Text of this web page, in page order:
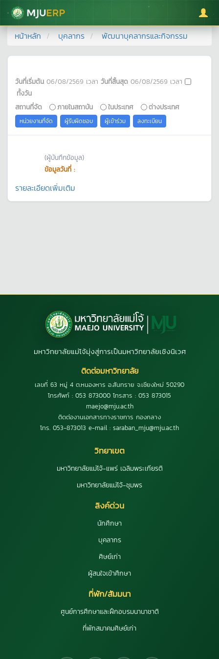
มหาวิทยาลัยแม่โจ้
หน้าหลัก บุคลากร พัฒนาบุคลากรและกิจกรรม
วันที่เริ่มต้น 06/08/2569 เวลา วันที่สิ้นสุด 06/08/2569 เวลา
ทั้งวัน
สถานที่จัด
ภายในสถาบัน ในประเทศ ต่างประเทศ
หน่วยงานที่จัด ผู้รับผิดชอบ ผู้เข้าร่วม ลงทะเบียน
(ผู้บันทึกข้อมูล)
ข้อมูลวันที่ :
รายละเอียดเพิ่มเติม
มหาวิทยาลัยแม่โจ้มุ่งสู่การเป็นมหาวิทยาลัยเชิงนิเวศ
ติดต่อมหาวิทยาลัย
เลขที่ 63 หมู่ 4 ต.หนองหาร อ.สันทราย จ.เชียงใหม่ 50290
โทรศัพท์ : 053 873000 โทรสาร : 053 873015
maejo@mju.ac.th
ติดต่องานเอกสารทางราชการ กองกลาง
โทร. 053-873013 e-mail : saraban_mju@mju.ac.th
วิทยาเขต
มหาวิทยาลัยแม่โจ้-แพร่ เฉลิมพระเกียรติ
มหาวิทยาลัยแม่โจ้-ชุมพร
ลิงค์ด่วน
นักศึกษา
บุคลากร
ศิษย์เก่า
ผู้สนใจเข้าศึกษา
ที่พัก/สัมมนา
ศูนย์การศึกษาและฝึกอบรมนานาชาติ
ที่พักสมาคมศิษย์เก่า